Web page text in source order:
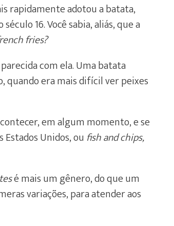
rapidamente adotou a batata,
16. Você sabia, aliás, que a
fries?
com ela. Uma batata
quando era mais difícil ver peixes
em algum momento, e se
Unidos, ou fish and chips,
é mais um gênero, do que um
variações, para atender aos